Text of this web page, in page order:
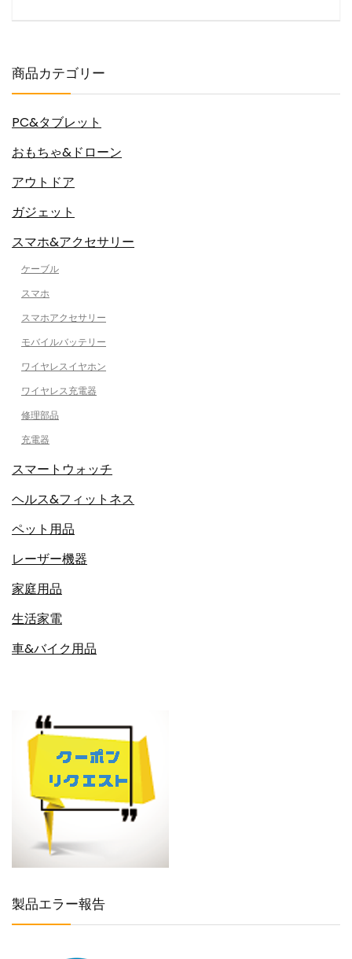
商品カテゴリー
PC&タブレット
おもちゃ&ドローン
アウトドア
ガジェット
スマホ&アクセサリー
ケーブル
スマホ
スマホアクセサリー
モバイルバッテリー
ワイヤレスイヤホン
ワイヤレス充電器
修理部品
充電器
スマートウォッチ
ヘルス&フィットネス
ペット用品
レーザー機器
家庭用品
生活家電
車&バイク用品
製品エラー報告